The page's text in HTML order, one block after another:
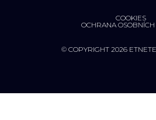
© COPYRIGHT 2026
COOKIES
OCHRANA